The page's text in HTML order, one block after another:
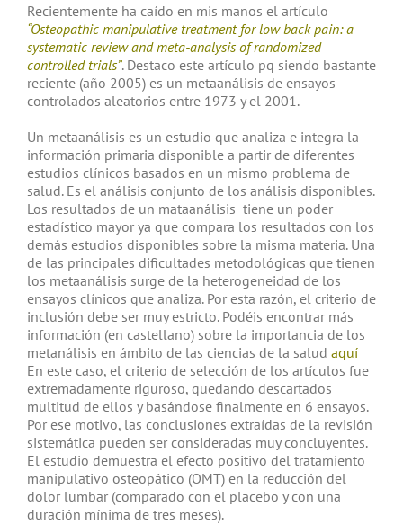
Recientemente ha caído en mis manos el artículo
“Osteopathic manipulative treatment for low back pain: a
systematic review and meta-analysis of randomized
controlled trials”. Destaco este artículo pq siendo bastante
reciente (año 2005) es un metaanálisis de ensayos
controlados aleatorios entre 1973 y el 2001.
Un metaanálisis es un estudio que analiza e integra la
información primaria disponible a partir de diferentes
estudios clínicos basados en un mismo problema de
salud. Es el análisis conjunto de los análisis disponibles.
Los resultados de un mataanálisis tiene un poder
estadístico mayor ya que compara los resultados con los
demás estudios disponibles sobre la misma materia. Una
de las principales dificultades metodológicas que tienen
los metaanálisis surge de la heterogeneidad de los
ensayos clínicos que analiza. Por esta razón, el criterio de
inclusión debe ser muy estricto. Podéis encontrar más
información (en castellano) sobre la importancia de los
metanálisis en ámbito de las ciencias de la salud aquí
En este caso, el criterio de selección de los artículos fue
extremadamente riguroso, quedando descartados
multitud de ellos y basándose finalmente en 6 ensayos.
Por ese motivo, las conclusiones extraídas de la revisión
sistemática pueden ser consideradas muy concluyentes.
El estudio demuestra el efecto positivo del tratamiento
manipulativo osteopático (OMT) en la reducción del
dolor lumbar (comparado con el placebo y con una
duración mínima de tres meses).